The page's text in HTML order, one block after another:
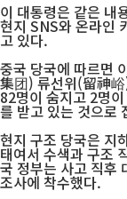
이 대통령은 같은 내
현지 SNS와 온라인
고 있다.
중국 당국에 따르면
集团) 류선위(留神
82명이 숨지고 2명
를 받고 있는 것으로
현지 구조 당국은 지
태여서 수색과 구조
국 정부는 사고 직후
조사에 착수했다.